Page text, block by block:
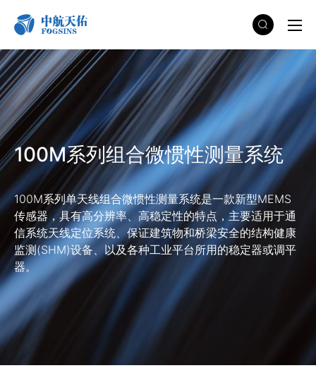
100M系列组合微惯性测量系统
100M系列单天线组合微惯性测量系统是一款新型MEMS
传感器，具有高分辨率、高稳定性的特点，主要适用于通
信系统天线定位系统、保证建筑物和桥梁安全的结构健康
监测(SHM)设备、以及各种工业平台所用的稳定器或调平
器。